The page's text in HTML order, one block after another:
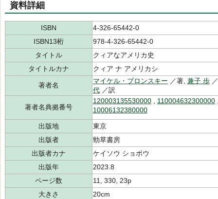
資料詳細
ISBN
4-326-65442-0
ISBN13桁
978-4-326-65442-0
タイトル
クィアなアメリカ史
タイトルカナ
クィア ナ アメリカシ
著者名
マイケル・ブロンスキー ／著, 兼子 歩
代 ／訳
著者名典拠番号
120003135530000 110004632300000
10006132380000
出版地
東京
出版者
勁草書房
出版者カナ
ケイソウ ショボウ
出版年
2023.8
ページ数
11, 330, 23p
大きさ
20cm